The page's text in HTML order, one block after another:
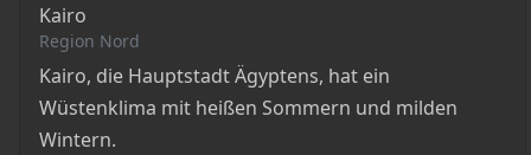
Kairo
Region Nord
Kairo, die Hauptstadt Ägyptens, hat ein
Wüstenklima mit heißen Sommern und milden
Wintern.